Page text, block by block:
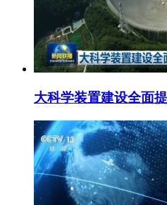
大科学装置建设全面